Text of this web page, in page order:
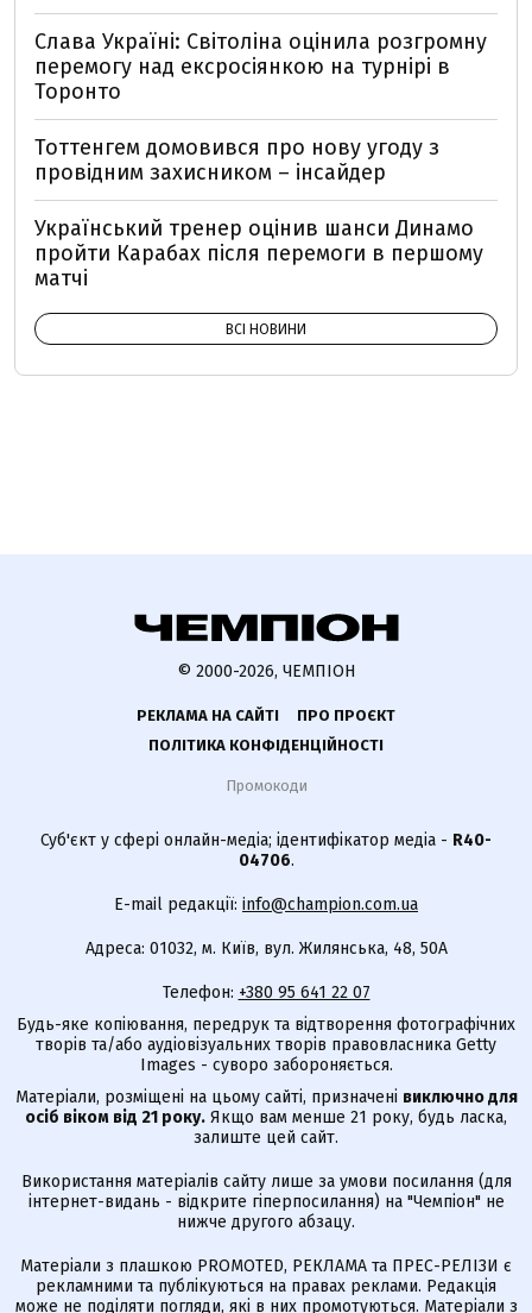
Слава Україні: Світоліна оцінила розгромну
перемогу над ексросіянкою на турнірі в
Торонто
Тоттенгем домовився про нову угоду з
провідним захисником – інсайдер
Український тренер оцінив шанси Динамо
пройти Карабах після перемоги в першому
матчі
ВСІ НОВИНИ
© 2000-2026, ЧЕМПІОН
РЕКЛАМА НА САЙТІ
ПРО ПРОЄКТ
ПОЛІТИКА КОНФІДЕНЦІЙНОСТІ
Промокоди
Суб'єкт у сфері онлайн-медіа; ідентифікатор медіа - R40-
04706.
E-mail редакції: info@champion.com.ua
Адреса: 01032, м. Київ, вул. Жилянська, 48, 50А
Телефон: +380 95 641 22 07
Будь-яке копіювання, передрук та відтворення фотографічних
творів та/або аудіовізуальних творів правовласника Getty
Images - суворо забороняється.
Матеріали, розміщені на цьому сайті, призначені виключно для
осіб віком від 21 року. Якщо вам менше 21 року, будь ласка,
залиште цей сайт.
Використання матеріалів сайту лише за умови посилання (для
інтернет-видань - відкрите гіперпосилання) на "Чемпіон" не
нижче другого абзацу.
Матеріали з плашкою PROMOTED, РЕКЛАМА та ПРЕС-РЕЛІЗИ є
рекламними та публікуються на правах реклами. Редакція
може не поділяти погляди, які в них промотуються. Матеріали з